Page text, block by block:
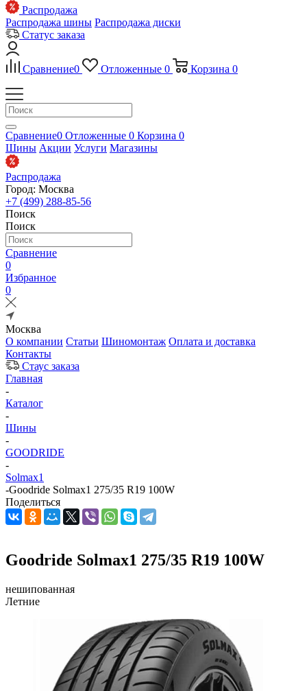
Распродажа
Распродажа шины Распродажа диски
Статус заказа
Сравнение0 Отложенные 0 Корзина 0
Сравнение0 Отложенные 0 Корзина 0
Шины Акции Услуги Магазины
Распродажа
Город: Москва
+7 (499) 288-85-56
Поиск
Поиск
Сравнение
0
Избранное
0
Москва
О компании Статьи Шиномонтаж Оплата и доставка
Контакты
Стаус заказа
Главная
-
Каталог
-
Шины
-
GOODRIDE
-
Solmax1
-Goodride Solmax1 275/35 R19 100W
Поделиться
Goodride Solmax1 275/35 R19 100W
нешипованная
Летние